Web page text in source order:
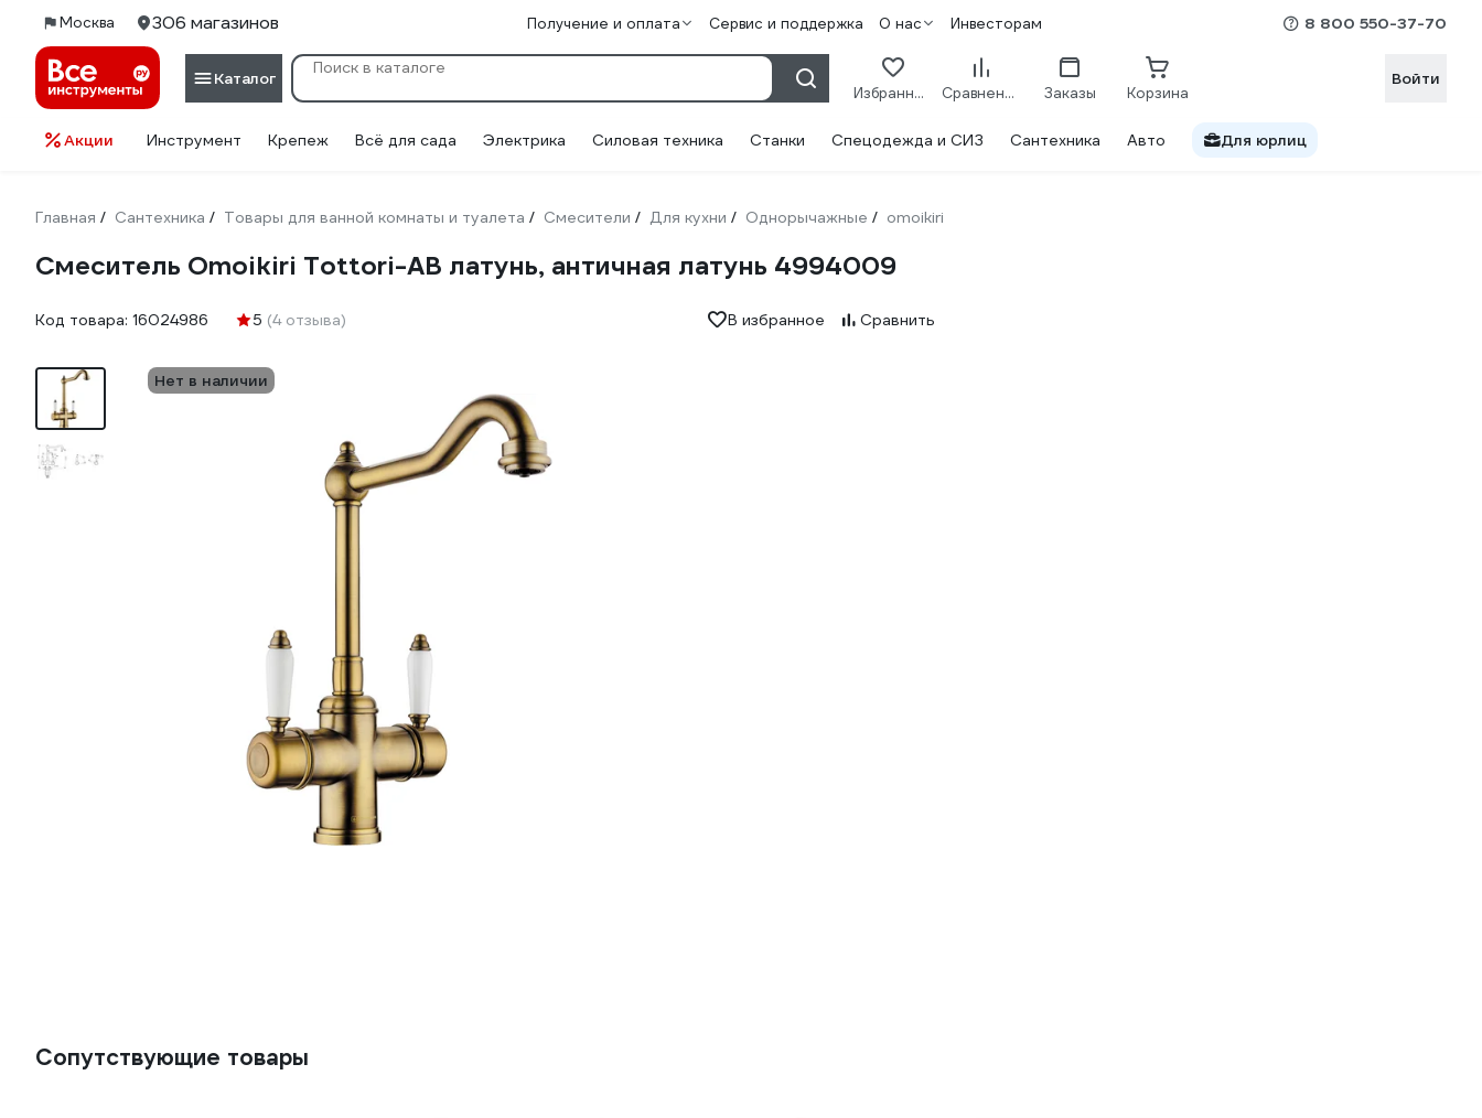
Москва 306 магазинов Получение и оплата Сервис и поддержка О нас Инвесторам 8 800 550-37-70
Каталог
Избранное Сравнение Заказы Корзина
Войти
Акции Инструмент Крепеж Всё для сада Электрика Силовая техника Станки Спецодежда и СИЗ Сантехника Авто Для юрлиц
Главная / Сантехника / Товары для ванной комнаты и туалета / Смесители / Для кухни / Однорычажные / omoikiri
Смеситель Omoikiri Tottori-AB латунь, античная латунь 4994009
Код товара: 16024986 5 (4 отзыва) В избранное Сравнить
Нет в наличии
Сопутствующие товары